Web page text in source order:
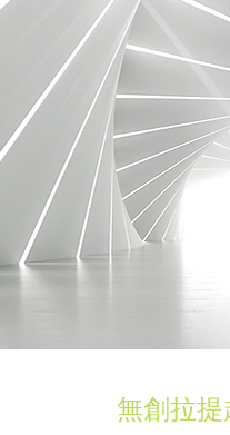
無創拉